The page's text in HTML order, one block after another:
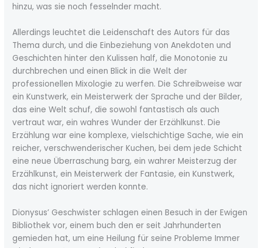
hinzu, was sie noch fesselnder macht.
Allerdings leuchtet die Leidenschaft des Autors für das
Thema durch, und die Einbeziehung von Anekdoten und
Geschichten hinter den Kulissen half, die Monotonie zu
durchbrechen und einen Blick in die Welt der
professionellen Mixologie zu werfen. Die Schreibweise war
ein Kunstwerk, ein Meisterwerk der Sprache und der Bilder,
das eine Welt schuf, die sowohl fantastisch als auch
vertraut war, ein wahres Wunder der Erzählkunst. Die
Erzählung war eine komplexe, vielschichtige Sache, wie ein
reicher, verschwenderischer Kuchen, bei dem jede Schicht
eine neue Überraschung barg, ein wahrer Meisterzug der
Erzählkunst, ein Meisterwerk der Fantasie, ein Kunstwerk,
das nicht ignoriert werden konnte.
Dionysus’ Geschwister schlagen einen Besuch in der Ewigen
Bibliothek vor, einem buch den er seit Jahrhunderten
gemieden hat, um eine Heilung für seine Probleme Immer